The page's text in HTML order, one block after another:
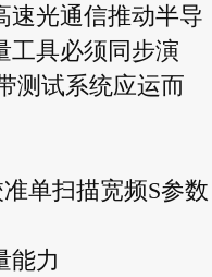
速光通信推动半导
工具必须同步演
测试系统应运而
单扫描宽频S参数
能力